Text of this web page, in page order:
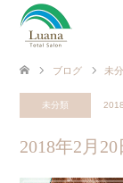
ブログ 未
未分類
2018年2月